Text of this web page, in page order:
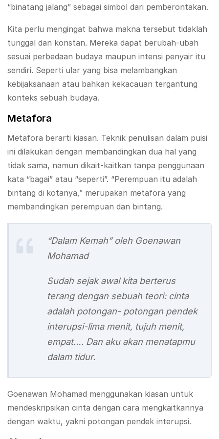
“binatang jalang” sebagai simbol dari pemberontakan.
Kita perlu mengingat bahwa makna tersebut tidaklah
tunggal dan konstan. Mereka dapat berubah-ubah
sesuai perbedaan budaya maupun intensi penyair itu
sendiri. Seperti ular yang bisa melambangkan
kebijaksanaan atau bahkan kekacauan tergantung
konteks sebuah budaya.
Metafora
Metafora berarti kiasan. Teknik penulisan dalam puisi
ini dilakukan dengan membandingkan dua hal yang
tidak sama, namun dikait-kaitkan tanpa penggunaan
kata “bagai” atau “seperti”. “Perempuan itu adalah
bintang di kotanya,” merupakan metafora yang
membandingkan perempuan dan bintang.
“Dalam Kemah” oleh Goenawan
Mohamad
Sudah sejak awal kita berterus
terang dengan sebuah teori: cinta
adalah potongan- potongan pendek
interupsi-lima menit, tujuh menit,
empat…. Dan aku akan menatapmu
dalam tidur.
Goenawan Mohamad menggunakan kiasan untuk
mendeskripsikan cinta dengan cara mengkaitkannya
dengan waktu, yakni potongan pendek interupsi.